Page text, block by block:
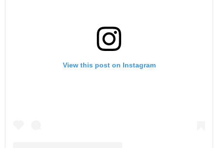
View this post on Instagram